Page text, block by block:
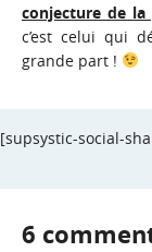
conjecture de
c’est celui qui
grande part !
[supsystic-social-
6